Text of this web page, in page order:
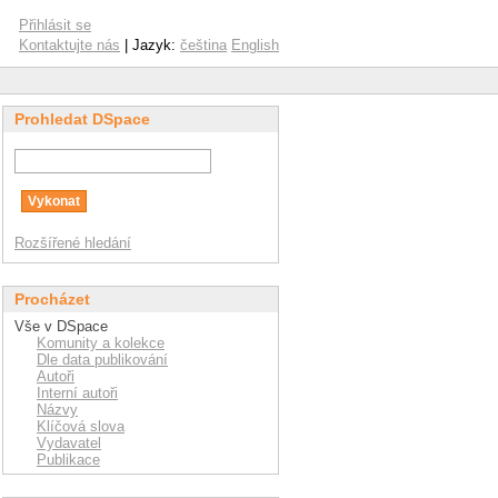
Přihlásit se
Kontaktujte nás | Jazyk: čeština English
Prohledat DSpace
Rozšířené hledání
Procházet
Vše v DSpace
Komunity a kolekce
Dle data publikování
Autoři
Interní autoři
Názvy
Klíčová slova
Vydavatel
Publikace